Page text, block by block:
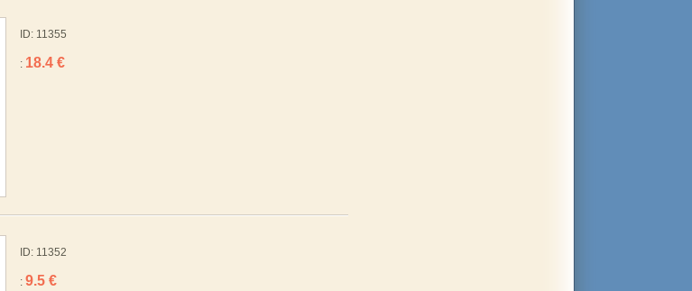
ID: 11355
: 18.4 €
ID: 11352
: 9.5 €